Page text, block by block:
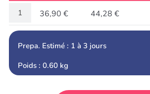
36,90 € 44,28 €
Prepa. Estimé : 1 à 3 jours
Poids : 0.60 kg